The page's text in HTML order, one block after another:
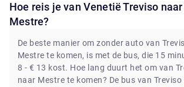
hoe reis je van Venetië Treviso naar Venetië
Mestre?
De beste manier om zonder auto van
Mestre te komen, is met de bus, die 15
8 - € 13 kost. Hoe lang duurt het om van
naar Mestre te komen? De bus van